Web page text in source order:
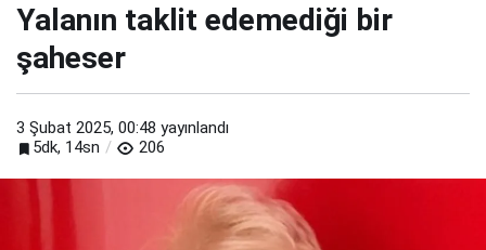
Yalanın taklit edemediği bir
şaheser
3 Şubat 2025, 00:48 yayınlandı
5dk, 14sn
206